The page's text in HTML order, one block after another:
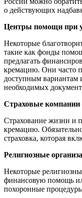
о действующих
Центры помощи при
Некоторые
такие как фонды
предлагать
кремацию. Они часто
доступным
необходимых
Страховые компании
Страхование жизни и
кремацию.
страховка, которая
Религиозные
Некоторые
финансовую помощь
похоронные